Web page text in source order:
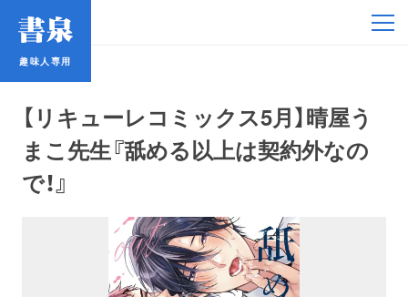
趣味人専用
【リキューレコミックス5月】晴屋う
まこ先生『舐める以上は契約外なの
で！』
趣味人専用
鉄道・バス